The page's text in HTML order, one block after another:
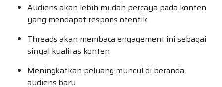
Audiens akan lebih mudah percaya pada konten
yang mendapat respons otentik
Threads akan membaca engagement ini sebagai
sinyal kualitas konten
Meningkatkan peluang muncul di beranda
audiens baru